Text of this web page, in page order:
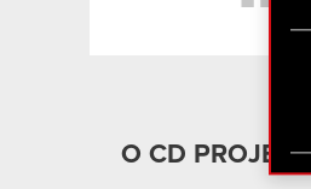
O CD PROJEKT